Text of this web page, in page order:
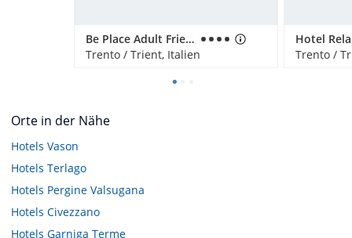
Be Place Adult Friendly Hotel
Trento / Trient, Italien
Trento /
Orte in der Nähe
Hotels Vason
Hotels Terlago
Hotels Pergine Valsugana
Hotels Civezzano
Hotels Garniga Terme